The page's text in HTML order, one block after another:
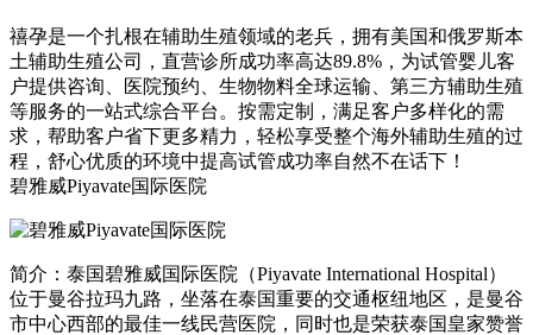
禧孕是一个扎根在辅助生殖领域的老兵，拥有美国和俄罗斯本
土辅助生殖公司，直营诊所成功率高达89.8%，为试管婴儿客
户提供咨询、医院预约、生物物料全球运输、第三方辅助生殖
等服务的一站式综合平台。按需定制，满足客户多样化的需
求，帮助客户省下更多精力，轻松享受整个海外辅助生殖的过
程，舒心优质的环境中提高试管成功率自然不在话下！
碧雅威Piyavate国际医院
简介：泰国碧雅威国际医院（Piyavate International Hospital）
位于曼谷拉玛九路，坐落在泰国重要的交通枢纽地区，是曼谷
市中心西部的最佳一线民营医院，同时也是荣获泰国皇家赞誉